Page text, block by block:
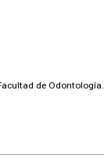
de Odontología.